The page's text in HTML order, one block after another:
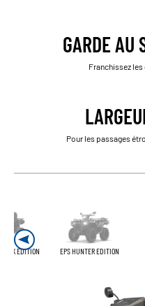
GARDE AU
Franchissez
Pour les passages
EDITION EPS HUNTER EDITION